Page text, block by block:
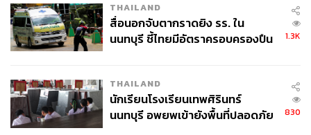
THAILAND
สื่อนอกจับตากราดยิง รร. ใน
นนทบุรี ชี้ไทยมีอัตราครอบครองปืน
1.3K
THAILAND
นักเรียนโรงเรียนเทพศิรินทร์
นนทบุรี อพยพเข้ายังพื้นที่ปลอดภัย
830